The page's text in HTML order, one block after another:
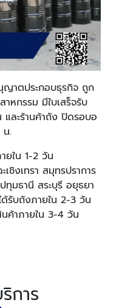
ญาตประกอบธุรกิจ ถูก
หกรรม มีใบเสร็จรับ
และร้านค้าถัง ปิดรอบอ
น.
ยใน 1-2 วัน
ชิงเทรา สมุทรปราการ
มธานี สระบุรี อยุธยา
ด้รับถังภายใน 2-3 วัน
ค้าภายใน 3-4 วัน
การ